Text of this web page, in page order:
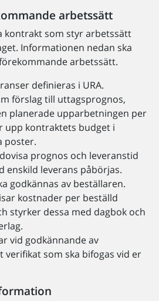
arbetssätt
kontrakt som styr arbetssätt
Informationen nedan ska
arbetssätt.
definieras i URA.
förslag till uttagsprognos,
planerade upparbetningen per
upp kontraktets budget i
poster.
prognos och leveranstid
enskild leverans påbörjas.
godkännas av beställaren.
kostnader per beställd
styrker dessa med dagbok och
vid godkännande av
verifikat som ska bifogas vid er